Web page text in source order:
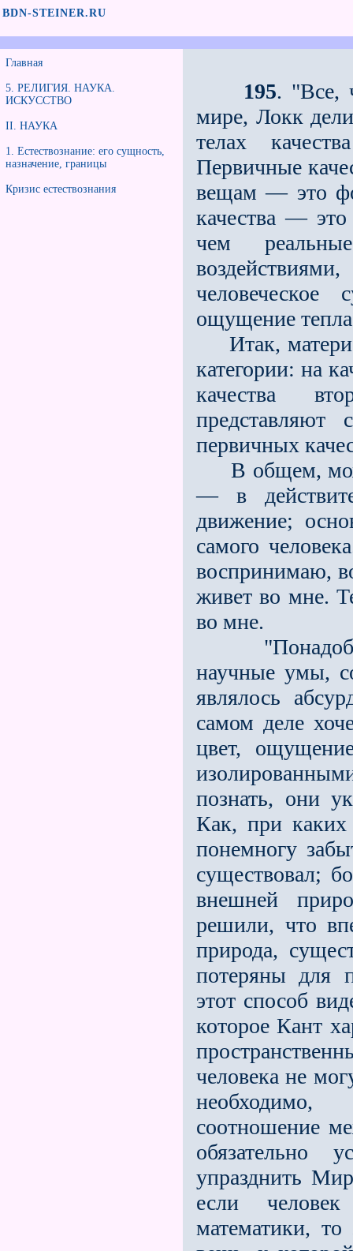
BDN-STEINER.RU
Главная
5. РЕЛИГИЯ. НАУКА.
ИСКУССТВО
II. НАУКА
1. Естествознание: его сущность,
назначение, границы
Кризис естествознания
195. "Все,
мире, Локк
телах
Первичные
вещам — это
качества —
чем
ощущение
Итак,
категории: на
качества
представляют
первичных
В общем,
— в
движение;
самого
воспринимаю,
живет во мне.
во мне.
научные умы,
являлось
самом деле
цвет,
познать, они
Как, при каких
понемногу
существовал;
внешней
решили, что
природа,
потеряны для
этот способ
которое Кант
человека не
соотношение
обязательно
упразднить
если
математики,